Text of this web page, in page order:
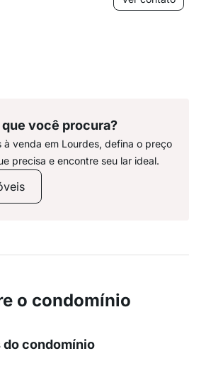
que você procura?
à venda em Lourdes, defina o preço
precisa e encontre seu lar ideal.
o condomínio
condomínio